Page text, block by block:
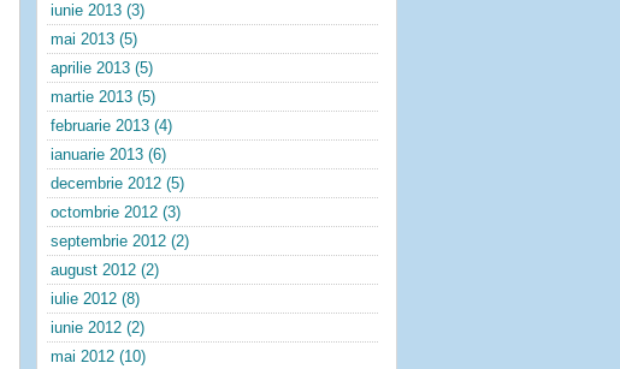
iunie 2013 (3)
mai 2013 (5)
aprilie 2013 (5)
martie 2013 (5)
februarie 2013 (4)
ianuarie 2013 (6)
decembrie 2012 (5)
octombrie 2012 (3)
septembrie 2012 (2)
august 2012 (2)
iulie 2012 (8)
iunie 2012 (2)
mai 2012 (10)